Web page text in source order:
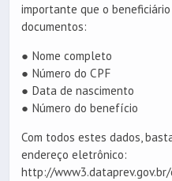
importante que o
documentos:
● Nome completo
● Número do CPF
● Data de nascimento
● Número do benefício
Com todos estes dados,
endereço eletrônico:
http://